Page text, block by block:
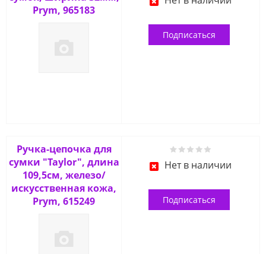
Prym, 965183
Подписаться
Ручка-цепочка для
сумки "Taylor", длина
109,5см, железо/
искусственная кожа,
Prym, 615249
Нет в наличии
Подписаться